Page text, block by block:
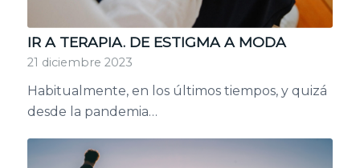
IR A TERAPIA. DE ESTIGMA A MODA
21 diciembre 2023
Habitualmente, en los últimos tiempos, y quizá
desde la pandemia…